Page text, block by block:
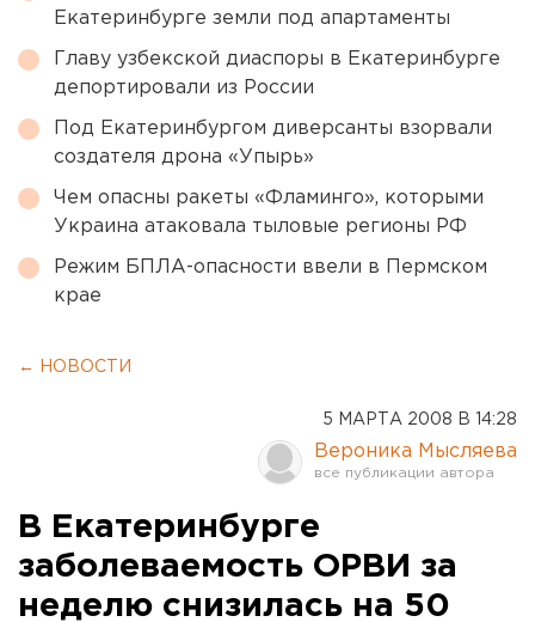
Екатеринбурге земли под апартаменты
Главу узбекской диаспоры в Екатеринбурге
депортировали из России
Под Екатеринбургом диверсанты взорвали
создателя дрона «Упырь»
Чем опасны ракеты «Фламинго», которыми
Украина атаковала тыловые регионы РФ
Режим БПЛА-опасности ввели в Пермском
крае
← НОВОСТИ
5 МАРТА 2008 В 14:28
Вероника Мысляева
В Екатеринбурге
заболеваемость ОРВИ за
неделю снизилась на 50